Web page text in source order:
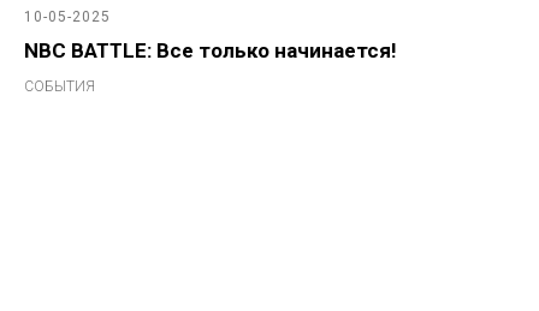
10-05-2025
NBC BATTLE: Все только начинается!
СОБЫТИЯ